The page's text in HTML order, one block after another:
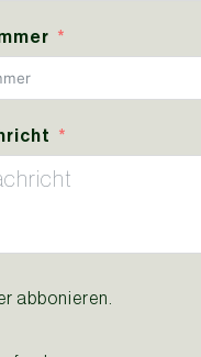
abbonieren.